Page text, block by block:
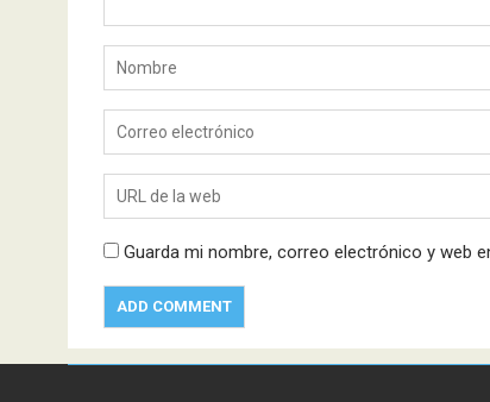
Guarda mi nombre, correo electrónico y web